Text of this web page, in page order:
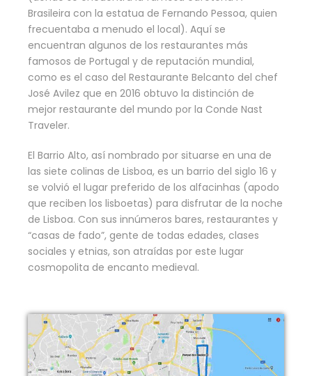
Brasileira con la estatua de Fernando Pessoa, quien
frecuentaba a menudo el local). Aquí se
encuentran algunos de los restaurantes más
famosos de Portugal y de reputación mundial,
como es el caso del Restaurante Belcanto del chef
José Avilez que en 2016 obtuvo la distinción de
mejor restaurante del mundo por la Conde Nast
Traveler.
El Barrio Alto, así nombrado por situarse en una de
las siete colinas de Lisboa, es un barrio del siglo 16 y
se volvió el lugar preferido de los alfacinhas (apodo
que reciben los lisboetas) para disfrutar de la noche
de Lisboa. Con sus innúmeros bares, restaurantes y
“casas de fado”, gente de todas edades, clases
sociales y etnias, son atraídas por este lugar
cosmopolita de encanto medieval.